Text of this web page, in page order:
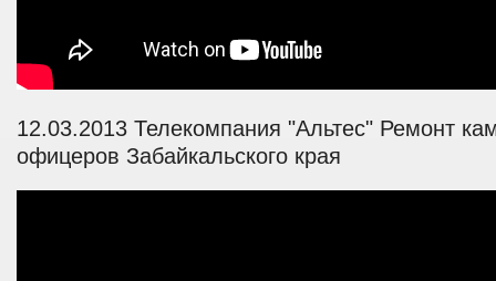
12.03.2013 Телекомпания "Альтес" Ремонт
офицеров Забайкальского края